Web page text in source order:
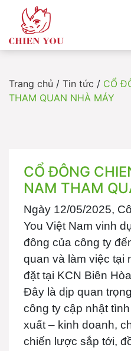
Trang chủ / Tin tức / CỔ
THAM QUAN NHÀ MÁY
CỔ ĐÔNG
NAM THAM
Ngày 12/05/2025,
You Việt Nam vinh
đông của công ty
quan và làm việc tại
đặt tại KCN Biên
Đây là dịp quan
công ty cập nhật
xuất – kinh doanh,
chiến lược sắp tới,